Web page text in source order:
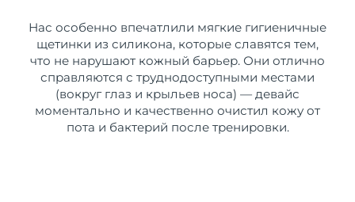
Нас особенно впечатлили мягкие гигиеничные
щетинки из силикона, которые славятся тем,
что не нарушают кожный барьер. Они отлично
справляются с труднодоступными местами
(вокруг глаз и крыльев носа) — девайс
моментально и качественно очистил кожу от
пота и бактерий после тренировки.